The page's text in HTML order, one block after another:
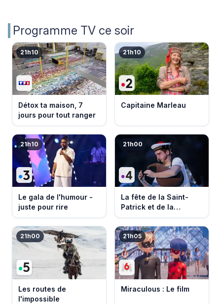
Programme TV ce soir
21h10
Détox ta maison, 7
jours pour tout ranger
21h10
Capitaine Marleau
21h10
Le gala de l'humour -
juste pour rire
21h00
La fête de la Saint-
Patrick et de la
Bretagne
21h00
Les routes de
l'impossible
21h05
Miraculous : Le film